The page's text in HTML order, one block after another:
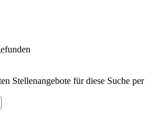
Stellenangebote für diese Suche per